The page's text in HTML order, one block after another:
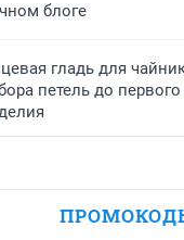
блоге
гладь для
петель до первого